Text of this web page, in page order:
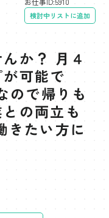
検討中リストに追加
か？ 月４
可能で
ので帰りも
の両立も
たい方に